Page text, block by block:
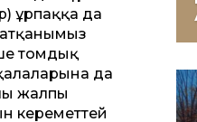
ұрпаққа да
томдық
да
жалпы
керемет­тей